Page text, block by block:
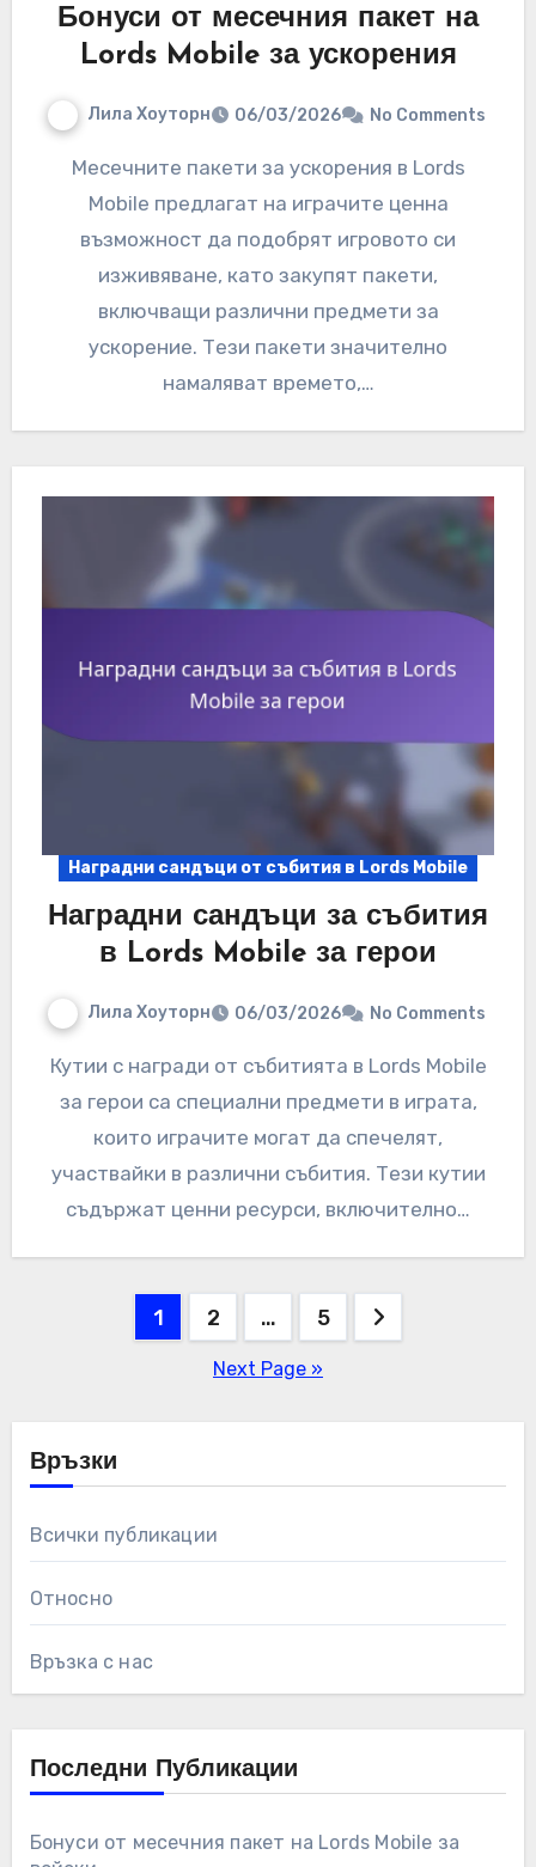
Бонуси от месечния пакет на
Lords Mobile за ускорения
Лила Хоуторн 06/03/2026 No Comments
Месечните пакети за ускорения в Lords
Mobile предлагат на играчите ценна
възможност да подобрят игровото си
изживяване, като закупят пакети,
включващи различни предмети за
ускорение. Тези пакети значително
намаляват времето,…
Наградни сандъци от събития в Lords Mobile
Наградни сандъци за събития
в Lords Mobile за герои
Лила Хоуторн 06/03/2026 No Comments
Кутии с награди от събитията в Lords Mobile
за герои са специални предмети в играта,
които играчите могат да спечелят,
участвайки в различни събития. Тези кутии
съдържат ценни ресурси, включително…
1 2 … 5
Next Page »
Връзки
Всички публикации
Относно
Връзка с нас
Последни Публикации
Бонуси от месечния пакет на Lords Mobile за